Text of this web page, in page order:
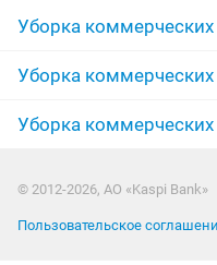
генеральный
клининга ежедневны
клининговые компания
услуги по уборке
Уборка
Уборка
Уборка
© 2012-2026, АО «Kaspi Bank»
Пользовательское